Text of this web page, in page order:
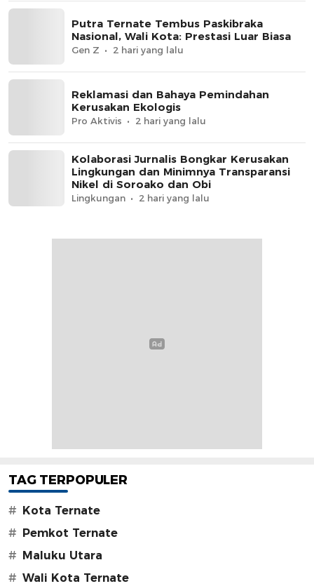
Putra Ternate Tembus Paskibraka
Nasional, Wali Kota: Prestasi Luar Biasa
Gen Z 2 hari yang lalu
Reklamasi dan Bahaya Pemindahan
Kerusakan Ekologis
Pro Aktivis 2 hari yang lalu
Kolaborasi Jurnalis Bongkar Kerusakan
Lingkungan dan Minimnya Transparansi
Nikel di Soroako dan Obi
Lingkungan 2 hari yang lalu
TAG TERPOPULER
#
Kota Ternate
#
Pemkot Ternate
#
Maluku Utara
# Wali Kota Ternate